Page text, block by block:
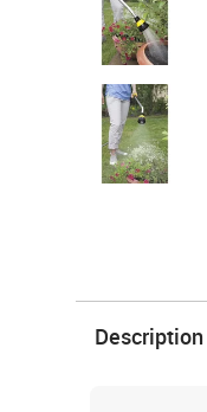
Description